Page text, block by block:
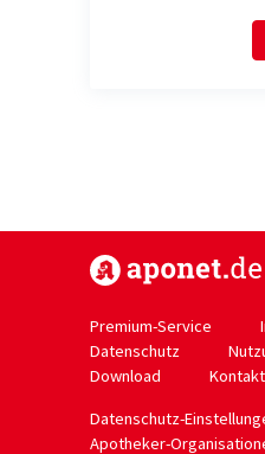
Premium-Service
Datenschutz
Download
Kontakt
Datenschutz-
Apotheker-